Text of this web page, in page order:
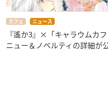
カフェ ニュース
『遙か3』×「キャラウムカ
ニュー＆ノベルティの詳細が